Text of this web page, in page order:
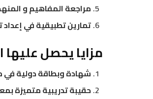
مراجعة المفاهيم و
تمارين تطبيقية في إعداد
مزايا يحصل عليها
شهادة وبطاقة دولية في
حقيبة تدريبية متميزة